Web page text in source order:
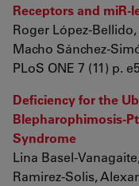
Receptors and miR-
Roger López-
Macho Sánchez-
PLoS ONE 7 (11) p.
Deficiency for the
Blepharophimosis-
Syndrome
Lina Basel-
Ramirez-Solis,